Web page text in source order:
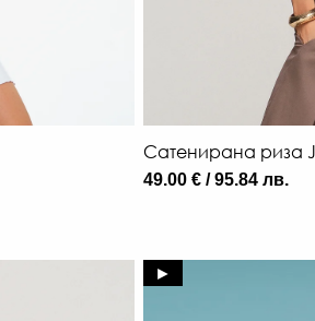
Сатенирана риза
49.00 € / 95.84 лв.
►